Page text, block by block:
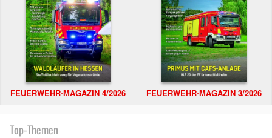
FEUERWEHR-MAGAZIN 4/2026 FEUERWEHR-MAGAZIN 3/2026
Top-Themen